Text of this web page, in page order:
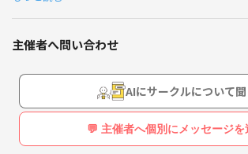
HP
http://happyyyprogram.wix.com/dance-circle-hyp
ブログ
http://dancehyp.blog.fc2.com/
定期練習会
毎週水曜日19時〜
主催者へ問い合わせ
AIにサークルについて聞
💬 主催者へ個別にメッセージを